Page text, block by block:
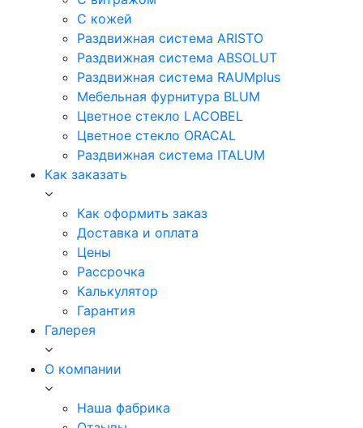
С кожей
Раздвижная система ARISTO
Раздвижная система ABSOLUT
Раздвижная система RAUMplus
Мебельная фурнитура BLUM
Цветное стекло LACOBEL
Цветное стекло ORACAL
Раздвижная система ITALUM
Как заказать
Как оформить заказ
Доставка и оплата
Цены
Рассрочка
Калькулятор
Гарантия
Галерея
О компании
Наша фабрика